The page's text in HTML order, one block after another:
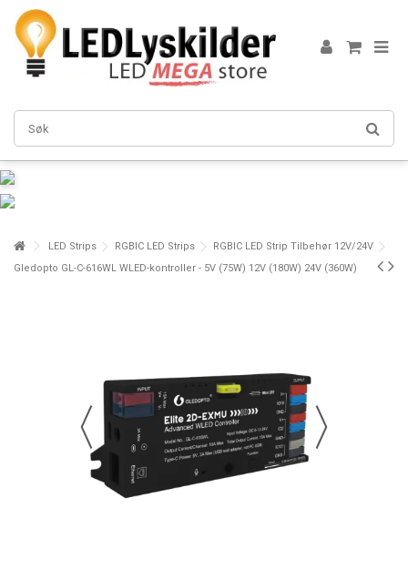
LED Strips RGBIC LED Strips
RGBIC LED Strip Tilbehør 12V/24V
Gledopto GL-C-616WL WLED-kontroller - 5V (75W) 12V (180W) 24V (360W)